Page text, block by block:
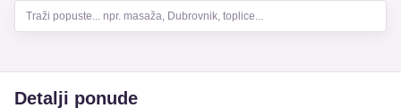
Traži popuste... npr. masaža, Dubrovnik, toplice...
Detalji ponude